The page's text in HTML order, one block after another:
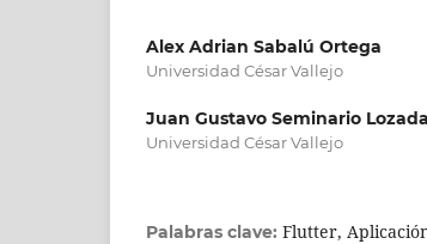
Alex Adrian Sabalú Ortega
Universidad César Vallejo
Juan Gustavo Seminario Lozada
Universidad César Vallejo
Palabras clave: Flutter,